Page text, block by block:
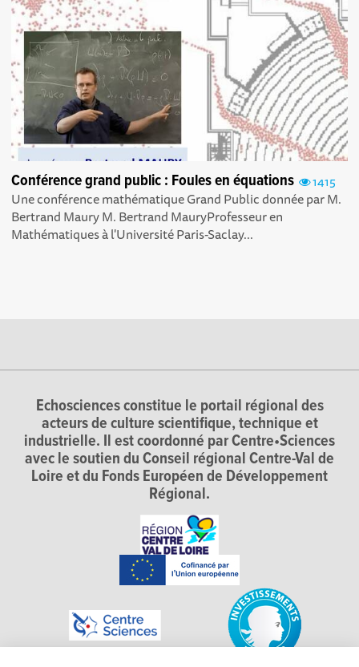
1415
Conférence grand public : Foules en équations
Une conférence mathématique Grand Public donnée par M.
Bertrand Maury M. Bertrand MauryProfesseur en
Mathématiques à l'Université Paris-Saclay...
Echosciences constitue le portail régional des
acteurs de culture scientifique, technique et
industrielle. Il est coordonné par Centre•Sciences
avec le soutien du Conseil régional Centre-Val de
Loire et du Fonds Européen de Développement
Régional.